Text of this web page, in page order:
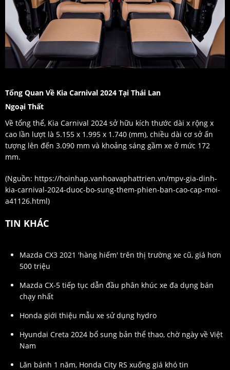
Tổng Quan Về Kia Carnival 2024 Tại Thái Lan
Ngoại Thất
Về tổng thể, Kia Carnival 2024 sở hữu kích thước dài x rộng x
cao lần lượt là 5.155 x 1.995 x 1.740 (mm), chiều dài cơ sở ấn
tượng lên đến 3.090 mm và khoảng sáng gầm xe ở mức 172
mm.
(Nguồn: https://hoinhap.vanhoavaphattrien.vn/mpv-gia-dinh-
kia-carnival-2024-duoc-bo-sung-them-phien-ban-cao-cap-moi-
a41126.html)
TIN KHÁC
Mazda CX3 2021 'hàng hiếm' trên thị trường xe cũ, giá hơn
500 triệu
Mazda CX-5 tiếp tục dẫn đầu phân khúc xe đa dụng bán
chạy nhất
Honda giới thiệu mẫu xe sử dụng hydro
Hyundai Creta 2024 bổ sung bản thể thao, chờ ngày về Việt
Nam
Lăn bánh 1 năm, Honda City RS xuống giá khó tin